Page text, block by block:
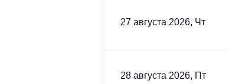
27 августа 2026, Чт
28 августа 2026, Пт